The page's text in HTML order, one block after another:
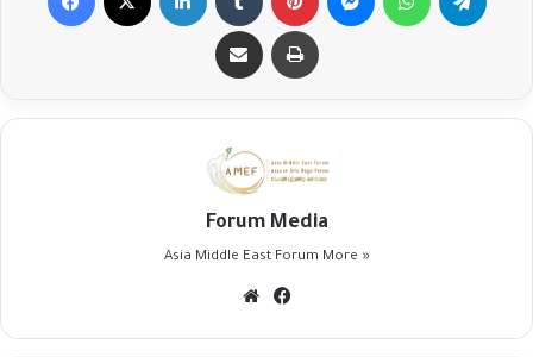
Share via Email Print
Forum Media
Asia Middle East Forum More »
Website